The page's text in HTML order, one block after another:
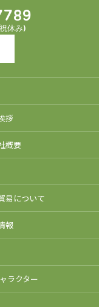
休み)
拶
概要
易について
報
ラクター